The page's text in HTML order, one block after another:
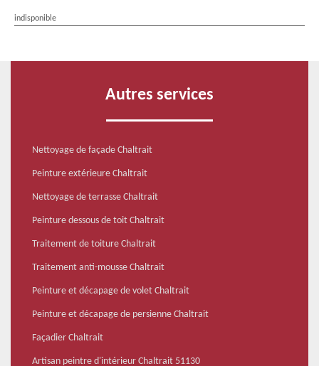
indisponible
Autres services
Nettoyage de façade Chaltrait
Peinture extérieure Chaltrait
Nettoyage de terrasse Chaltrait
Peinture dessous de toit Chaltrait
Traitement de toiture Chaltrait
Traitement anti-mousse Chaltrait
Peinture et décapage de volet Chaltrait
Peinture et décapage de persienne Chaltrait
Façadier Chaltrait
Artisan peintre d'intérieur Chaltrait 51130